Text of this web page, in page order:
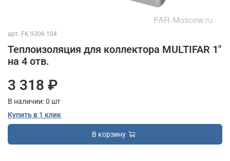
арт. FK 9306 104
Теплоизоляция для коллектора MULTIFAR 1"
на 4 отв.
3 318 ₽
В наличии:0 шт
Купить в 1 клик
В корзину